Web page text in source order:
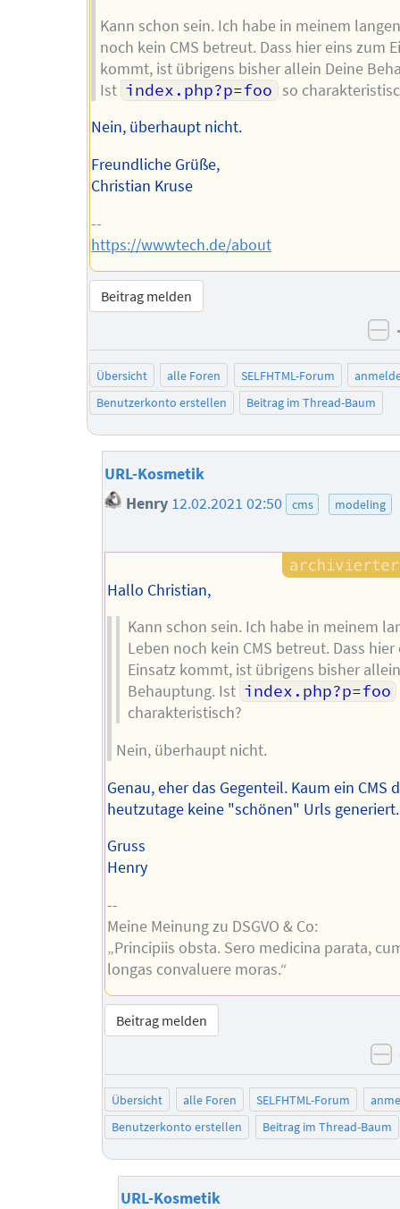
Kann schon sein. Ich habe in meinem
noch kein CMS betreut. Dass hier eins zum
kommt, ist übrigens bisher allein Deine
Ist index.php?p=foo so
Nein, überhaupt nicht.
Freundliche Grüße,
Christian Kruse
--
https://wwwtech.de/about
Beitrag melden
Übersicht alle Foren SELFHTML-Forum
Benutzerkonto erstellen
Beitrag im Thread-Baum
URL-Kosmetik
Henry 12.02.2021 02:50 cms modeling
Hallo Christian,
Kann schon sein. Ich habe in meinem
Leben noch kein CMS betreut. Dass hier
Einsatz kommt, ist übrigens bisher
Behauptung. Ist index.php?p=foo
charakteristisch?
Nein, überhaupt nicht.
Genau, eher das Gegenteil. Kaum ein CMS
heutzutage keine "schönen" Urls generiert.
Gruss
Henry
--
Meine Meinung zu DSGVO & Co:
„Principiis obsta. Sero medicina parata,
longas convaluere moras.“
Beitrag melden
Übersicht alle Foren SELFHTML-Forum
Benutzerkonto erstellen
Beitrag im Thread-Baum
URL-Kosmetik